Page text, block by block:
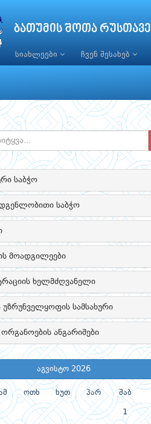
ბათუმის შოთა
სიახლეები ჩვენ შესახებ
საბჭო
საბჭო
მოადგილეები
ხელმძღვანელი
უზრუნველყოფის სამსახური
ანგარიშები
აგვისტო 2026
ოთხ ხუთ პარ შაბ
1